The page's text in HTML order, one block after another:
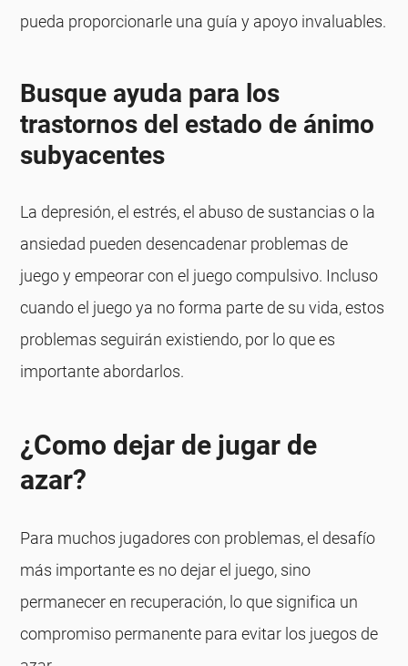
pueda proporcionarle una guía y apoyo invaluables.
Busque ayuda para los
trastornos del estado de ánimo
subyacentes
La depresión, el estrés, el abuso de sustancias o la
ansiedad pueden desencadenar problemas de
juego y empeorar con el juego compulsivo. Incluso
cuando el juego ya no forma parte de su vida, estos
problemas seguirán existiendo, por lo que es
importante abordarlos.
¿Como dejar de jugar de
azar?
Para muchos jugadores con problemas, el desafío
más importante es no dejar el juego, sino
permanecer en recuperación, lo que significa un
compromiso permanente para evitar los juegos de